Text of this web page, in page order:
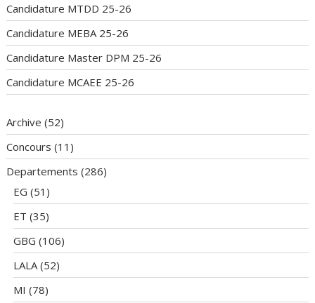
Candidature MTDD 25-26
Candidature MEBA 25-26
Candidature Master DPM 25-26
Candidature MCAEE 25-26
Archive (52)
Concours (11)
Departements (286)
EG (51)
ET (35)
GBG (106)
LALA(52)
MI (78)